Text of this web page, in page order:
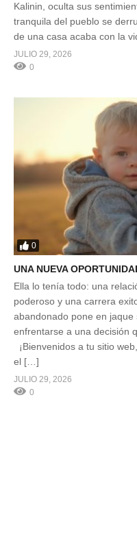
Kalinin, oculta sus
tranquila del pueblo se
de una casa acaba con la
JULIO 29, 2026
0
0
UNA NUEVA
Ella lo tenía todo: una
poderoso y una carrera
abandonado pone en
enfrentarse a una decisión
¡Bienvenidos a tu sitio
el […]
JULIO 29, 2026
0